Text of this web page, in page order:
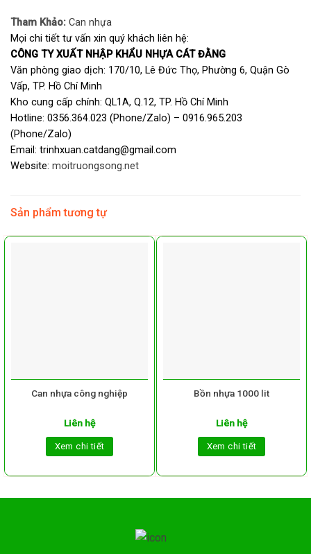
Tham Khảo: Can nhựa
Mọi chi tiết tư vấn xin quý khách liên hệ:
CÔNG TY XUẤT NHẬP KHẨU NHỰA CÁT ĐẰNG
Văn phòng giao dịch: 170/10, Lê Đức Thọ, Phường 6, Quận Gò
Vấp, TP. Hồ Chí Minh
Kho cung cấp chính: QL1A, Q.12, TP. Hồ Chí Minh
Hotline: 0356.364.023 (Phone/Zalo) – 0916.965.203
(Phone/Zalo)
Email: trinhxuan.catdang@gmail.com
Website: moitruongsong.net
Sản phẩm tương tự
Can nhựa công nghiệp
Liên hệ
Xem chi tiết
Bồn nhựa 1000 lit
Liên hệ
Xem chi tiết